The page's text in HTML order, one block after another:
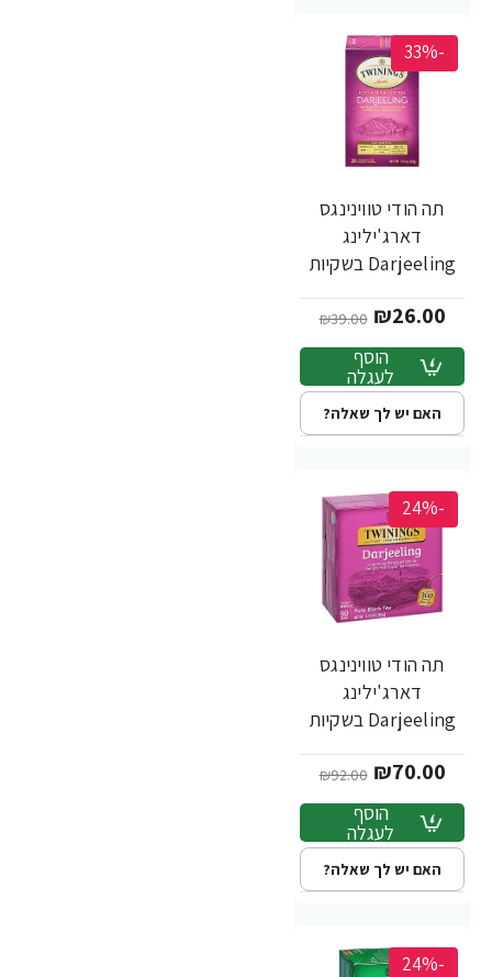
-33%
תה הודי טווינינגס
דארג'ילינג
Darjeeling בשקיות
Twinings
₪26.00
₪39.00
הוסף
לעגלה
האם יש לך שאלה?
-24%
תה הודי טווינינגס
דארג'ילינג
Darjeeling בשקיות
Twinings
₪70.00
₪92.00
הוסף
לעגלה
האם יש לך שאלה?
-24%